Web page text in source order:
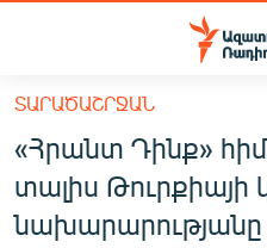
Մատչելիության
հիմնական
բովանդակությանը
հիմնական
մենյուին
ՀԱՅԱՍՏԱՆ
ՔԱՂԱՔԱԿԱՆ
ՏԱՐԱԾԱՇՐՋԱՆ
«Հրանտ Դինք»
տալիս Թուրքիայի
նախարարությանը